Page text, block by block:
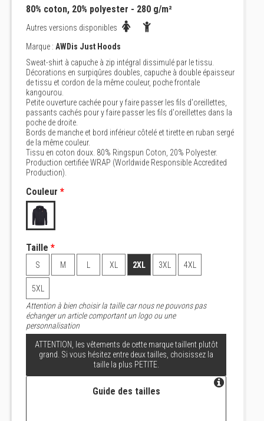
80% coton, 20% polyester - 280 g/m²
Autres versions disponibles
Marque : AWDis Just Hoods
Sweat-shirt à capuche à zip intégral dissimulé par le tissu.
Décorations en surpiqûres doubles, capuche à double épaisseur
de tissu et cordon de la même couleur, poche frontale
kangourou.
Petite ouverture cachée pour y faire passer les fils d'oreillettes,
passants cachés pour y faire passer les fils d'oreillettes dans la
poche de droite.
Bords de manche et bord inférieur côtelé et tirette en ruban sergé
de la même couleur.
Tissu en coton doux. 80% Ringspun Coton, 20% Polyester.
Production certifiée WRAP (Worldwide Responsible Accredited
Production).
Couleur *
Taille *
S M XL 2XL 3XL 4XL
5XL
Attention à bien choisir la taille car nous ne pouvons pas
échanger un article comportant un logo ou une
personnalisation
ATTENTION, les vêtements de cette marque taillent plutôt
grand. Si vous hésitez entre deux tailles, choisissez la
taille la plus PETITE.
Guide des tailles